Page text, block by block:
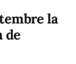
la
de